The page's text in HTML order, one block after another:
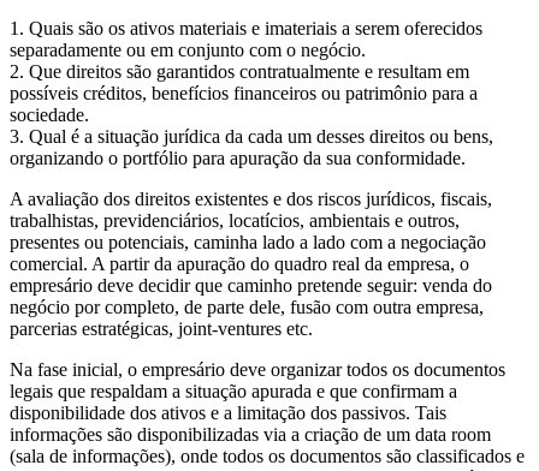
1. Quais são os ativos materiais e imateriais a serem oferecidos
separadamente ou em conjunto com o negócio.
2. Que direitos são garantidos contratualmente e resultam em
possíveis créditos, benefícios financeiros ou patrimônio para a
sociedade.
3. Qual é a situação jurídica da cada um desses direitos ou bens,
organizando o portfólio para apuração da sua conformidade.
A avaliação dos direitos existentes e dos riscos jurídicos, fiscais,
trabalhistas, previdenciários, locatícios, ambientais e outros,
presentes ou potenciais, caminha lado a lado com a negociação
comercial. A partir da apuração do quadro real da empresa, o
empresário deve decidir que caminho pretende seguir: venda do
negócio por completo, de parte dele, fusão com outra empresa,
parcerias estratégicas, joint-ventures etc.
Na fase inicial, o empresário deve organizar todos os documentos
legais que respaldam a situação apurada e que confirmam a
disponibilidade dos ativos e a limitação dos passivos. Tais
informações são disponibilizadas via a criação de um data room
(sala de informações), onde todos os documentos são classificados e